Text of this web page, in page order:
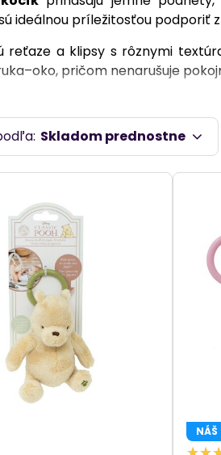
ideálnou príležitosťou podporiť
reťaze a klipsy s rôznymi
pričom nenarušuje
aj prírodné prevedenia,
Skladom prednostne
NÁŠ